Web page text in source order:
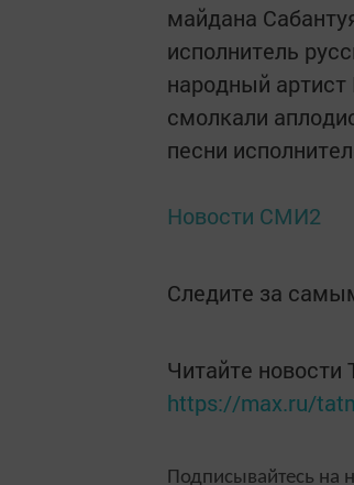
майдана
исполнитель
народный артист
смолкали
песни
Новости СМИ2
Следите за
Читайте
https://max.ru/
Подписывайтесь на